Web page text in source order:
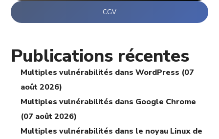
CGV
Publications récentes
Multiples vulnérabilités dans WordPress (07
août 2026)
Multiples vulnérabilités dans Google Chrome
(07 août 2026)
Multiples vulnérabilités dans le noyau Linux de